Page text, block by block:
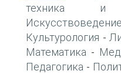
техника и
Искусствоведение
Культурология -
Математика -
Педагогика -